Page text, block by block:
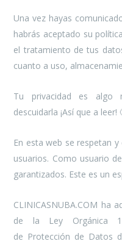
Una vez hayas
habrás aceptado su
el tratamiento de tus
cuanto a uso,
Tu privacidad es algo
descuidarla ¡Así que a leer!
En esta web se respetan
usuarios. Como usuario
garantizados. Este es un
CLINICASNUBA.COM ha
de la Ley Orgánica
de Protección de Datos